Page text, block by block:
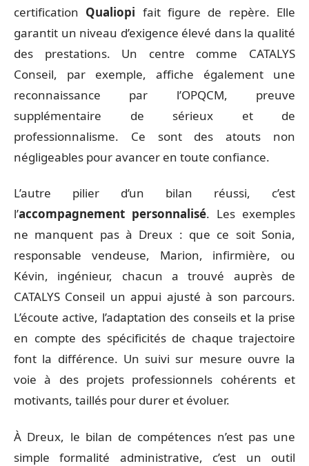
certification Qualiopi fait figure de repère. Elle
garantit un niveau d’exigence élevé dans la qualité
des prestations. Un centre comme CATALYS
Conseil, par exemple, affiche également une
reconnaissance par l’OPQCM, preuve
supplémentaire de sérieux et de
professionnalisme. Ce sont des atouts non
négligeables pour avancer en toute confiance.
L’autre pilier d’un bilan réussi, c’est
l’accompagnement personnalisé. Les exemples
ne manquent pas à Dreux : que ce soit Sonia,
responsable vendeuse, Marion, infirmière, ou
Kévin, ingénieur, chacun a trouvé auprès de
CATALYS Conseil un appui ajusté à son parcours.
L’écoute active, l’adaptation des conseils et la prise
en compte des spécificités de chaque trajectoire
font la différence. Un suivi sur mesure ouvre la
voie à des projets professionnels cohérents et
motivants, taillés pour durer et évoluer.
À Dreux, le bilan de compétences n’est pas une
simple formalité administrative, c’est un outil